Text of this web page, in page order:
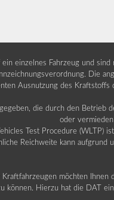
ein einzelnes Fahrzeug und
Die
Ausnutzung des Kraftstoffs
die durch den Betrieb
oder
Test Procedure
Reichweite kann
möchten Ihnen
können. Hierzu hat die DAT